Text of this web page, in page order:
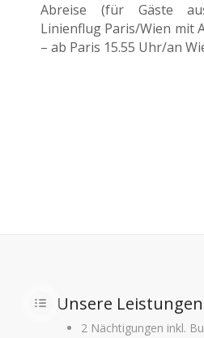
Abreise (für Gäste
Linienflug Paris/Wien mit
– ab Paris 15.55 Uhr/an
Unsere Leistungen
2 Nächtigungen inkl.